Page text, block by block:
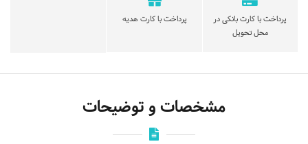
پرداخت با کارت بانکی در
محل تحویل
پرداخت با کارت هدیه
مشخصات و توضیحات